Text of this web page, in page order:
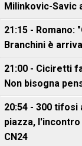
Milinkovic-Savic
21:15 - Romano:
Branchini è
21:00 - Ciciretti
Non bisogna
20:54 - 300
piazza, l'incontro
CN24